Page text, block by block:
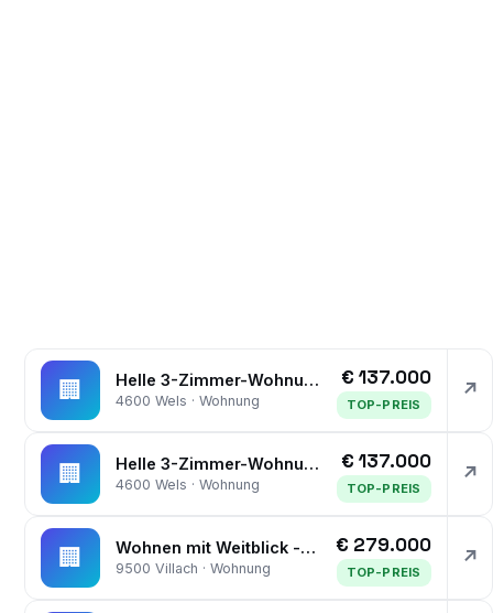
🏢 Helle 3-Zimmer-Wohnung mit Loggia, Lift und Pkw-Stellplatz
4600 Wels · Wohnung
€ 137.000
TOP-PREIS
↗
🏢 Helle 3-Zimmer-Wohnung mit Loggia, Lift und Pkw-Stellplatz
4600 Wels · Wohnung
€ 137.000
TOP-PREIS
↗
🏢 Wohnen mit Weitblick - geräumige Wohnung in St.Martin - Loggia und Tiefgarage!
9500 Villach · Wohnung
€ 279.000
TOP-PREIS
↗